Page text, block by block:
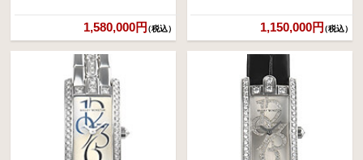
1,580,000円（税込） 1,150,000円（税込）